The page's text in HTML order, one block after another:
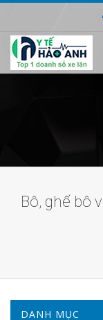
Bô, ghế bô
DANH MỤC